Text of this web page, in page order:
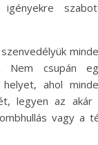
Nem csupán
ahol
legyen az akár
vagy a